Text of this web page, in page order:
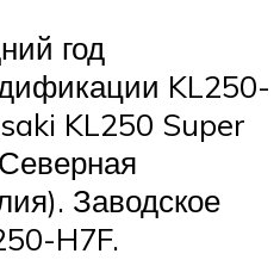
год
KL250-
KL250 Super
Заводское
H7F.